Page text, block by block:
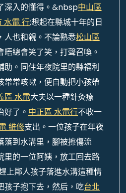
深入的懂得。&nbsp中山區
水電 行;想起在縣城十年的日
人也和親。不論熟悉松山區
晤總會笑了笑，打聲召喚。
助。同住年夜院里的縣福利
常常咳嗽，便自動把小孩帶
區 水電大夫以一種針灸療
好了。 中正區 水電行不收一
維修支出。一位孩子在年夜
落到水溝里，腳被擦傷流
里的一位阿姨，放工回去路
上鄰人孩子落進水溝這種情
孩子抱下去，然后，吃台北